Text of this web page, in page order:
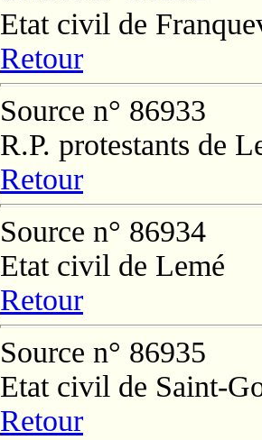
Etat civil de
Retour
Source n° 86933
R.P. protestants de
Retour
Source n° 86934
Etat civil de Lemé
Retour
Source n° 86935
Etat civil de Saint-
Retour